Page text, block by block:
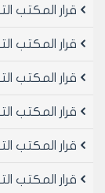
المهندسين
/75%/ على
المطلوب
المعلومات
الحاجة) وفي
التاريخ او وجود
قرار المكتب
قرار المكتب
قرار المكتب
قرار المكتب
قرار المكتب
قرار المكتب